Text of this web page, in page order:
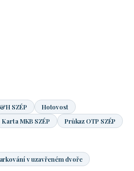
SZÉP
Hotovost
Karta MKB SZÉP Průkaz OTP SZÉP
v uzavřeném dvoře